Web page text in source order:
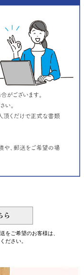
をご希望のお客様は、
ださい。